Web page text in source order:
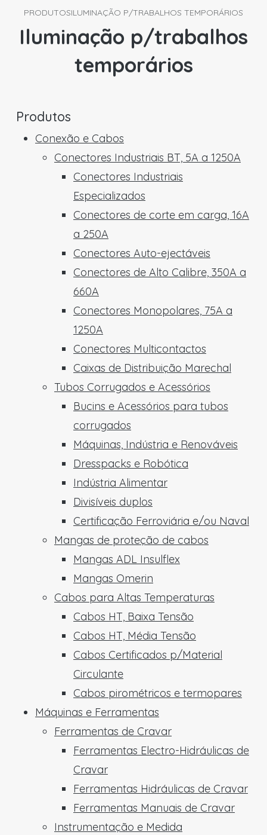
PRODUTOSILUMINAÇÃO P/TRABALHOS TEMPORÁRIOS
Iluminação p/trabalhos
temporários
Produtos
Conexão e Cabos
Conectores Industriais BT, 5A a 1250A
Conectores Industriais
Especializados
Conectores de corte em carga, 16A
a 250A
Conectores Auto-ejectáveis
Conectores de Alto Calibre, 350A a
660A
Conectores Monopolares, 75A a
1250A
Conectores Multicontactos
Caixas de Distribuição Marechal
Tubos Corrugados e Acessórios
Bucins e Acessórios para tubos
corrugados
Máquinas, Indústria e Renováveis
Dresspacks e Robótica
Indústria Alimentar
Divisíveis duplos
Certificação Ferroviária e/ou Naval
Mangas de proteção de cabos
Mangas ADL Insulflex
Mangas Omerin
Cabos para Altas Temperaturas
Cabos HT, Baixa Tensão
Cabos HT, Média Tensão
Cabos Certificados p/Material
Circulante
Cabos pirométricos e termopares
Máquinas e Ferramentas
Ferramentas de Cravar
Ferramentas Electro-Hidráulicas de
Cravar
Ferramentas Hidráulicas de Cravar
Ferramentas Manuais de Cravar
Instrumentação e Medida